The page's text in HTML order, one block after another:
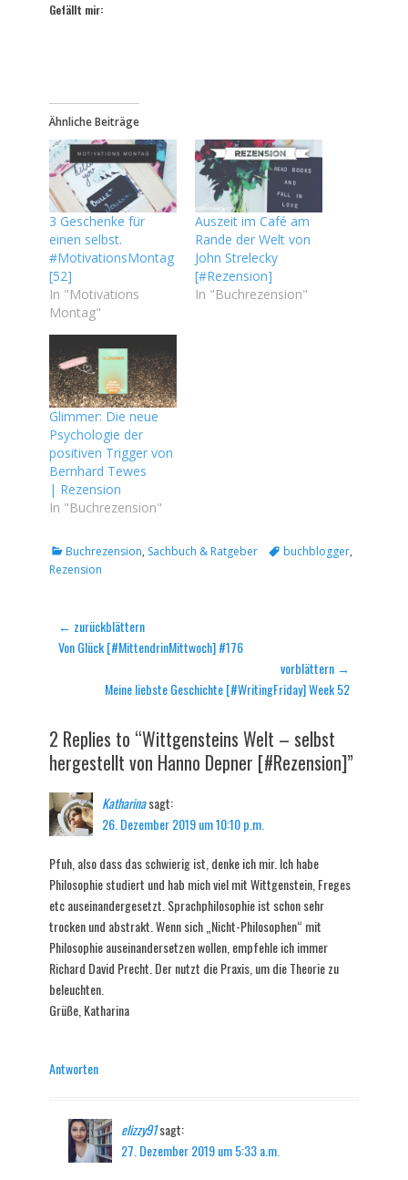
Gefällt mir:
Ähnliche Beiträge
3 Geschenke für
einen selbst.
#MotivationsMontag
[52]
In "Motivations
Montag"
Auszeit im Café am
Rande der Welt von
John Strelecky
[#Rezension]
In "Buchrezension"
Glimmer: Die neue
Psychologie der
positiven Trigger von
Bernhard Tewes
| Rezension
In "Buchrezension"
Kategorien
Buchrezension, Sachbuch & Ratgeber Tagsbuchblogger,
Rezension
Beitragsnavigation
← zurückblättern
Vorheriger
Von Glück [#MittendrinMittwoch] #176
vorblättern →
Meine liebste Geschichte [#WritingFriday] Week 52
2 Replies to “Wittgensteins Welt – selbst
hergestellt von Hanno Depner [#Rezension]”
Katharinasagt:
26. Dezember 2019 um 10:10 p.m.
Pfuh, also dass das schwierig ist, denke ich mir. Ich habe
Philosophie studiert und hab mich viel mit Wittgenstein, Freges
etc auseinandergesetzt. Sprachphilosophie ist schon sehr
trocken und abstrakt. Wenn sich „Nicht-Philosophen“ mit
Philosophie auseinandersetzen wollen, empfehle ich immer
Richard David Precht. Der nutzt die Praxis, um die Theorie zu
beleuchten.
Grüße, Katharina
Antworten
elizzy91sagt:
27. Dezember 2019 um 5:33 a.m.